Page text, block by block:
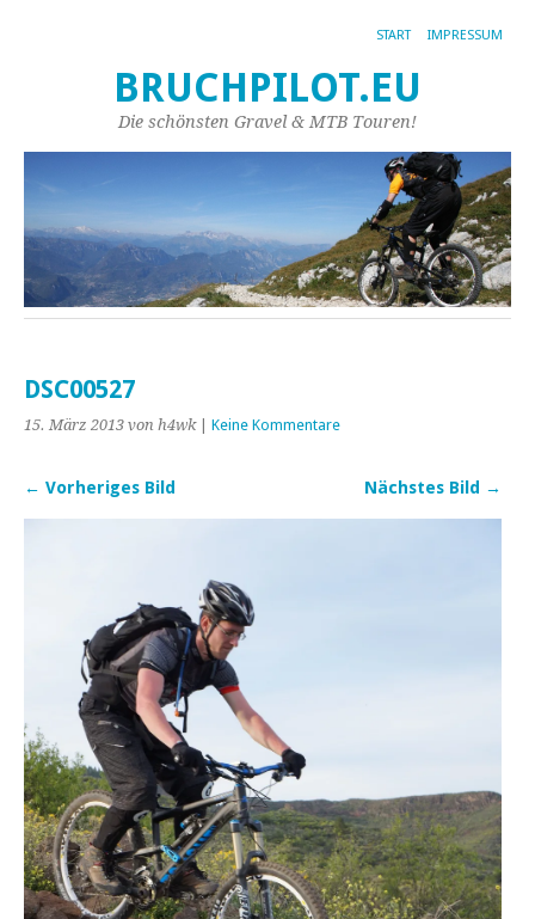
START IMPRESSUM
BRUCHPILOT.EU
Die schönsten Gravel & MTB Touren!
DSC00527
15. März 2013 von h4wk| Keine Kommentare
← Vorheriges Bild Nächstes Bild →